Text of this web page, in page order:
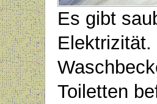
Es gibt
Elektrizität.
Toiletten